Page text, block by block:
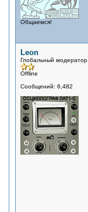
Общаемся!
Leon
Глобальный модератор
Offline
Сообщений: 6,482